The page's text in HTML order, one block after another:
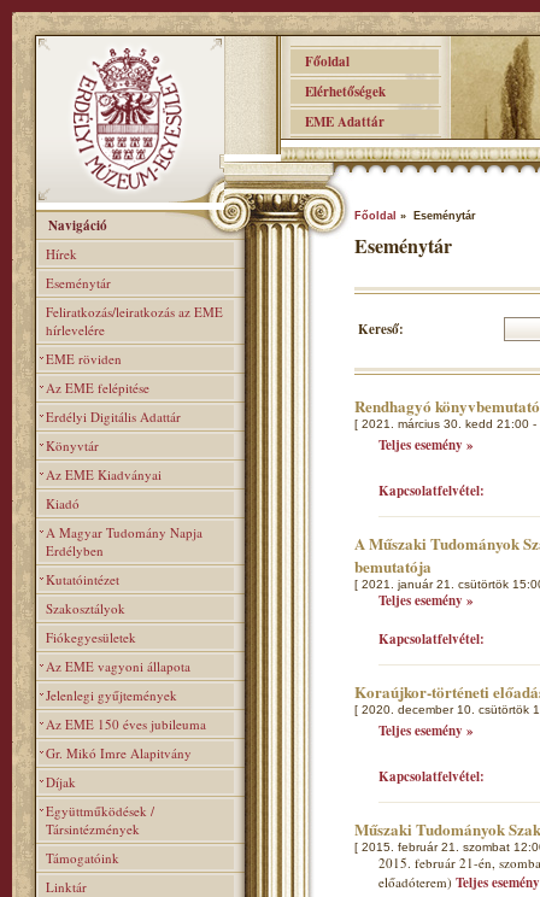
Főoldal
Elérhetőségek
EME Adattár
Navigáció
Hírek
Eseménytár
Feliratkozás/leiratkozás az EME
hírlevelére
EME röviden
Az EME felépitése
Erdélyi Digitális Adattár
Könyvtár
Az EME Kiadványai
Kiadó
A Magyar Tudomány Napja
Erdélyben
Kutatóintézet
Szakosztályok
Fiókegyesületek
Az EME vagyoni állapota
Jelenlegi gyűjtemények
Az EME 150 éves jubileuma
Gr. Mikó Imre Alapitvány
Díjak
Együttműködések /
Társintézmények
Támogatóink
Linktár
Főoldal » Eseménytár
Eseménytár
Kereső:
Rendhagyó
[ 2021. március 30. kedd 21:00
Teljes esemény »
Kapcsolatfelvétel:
A Műszaki Tudományok
bemutatója
[ 2021. január 21. csütörtök
Teljes esemény »
Kapcsolatfelvétel:
Koraújkor-történeti
[ 2020. december 10. csütörtök
Teljes esemény »
Kapcsolatfelvétel:
Műszaki Tudományok
[ 2015. február 21. szombat
2015. február 21-én,
előadóterem) Teljes